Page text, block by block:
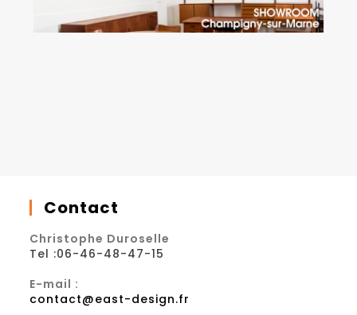
Contact
Christophe Duroselle
Tel :06-46-48-47-15
E-mail :
contact@east-design.fr